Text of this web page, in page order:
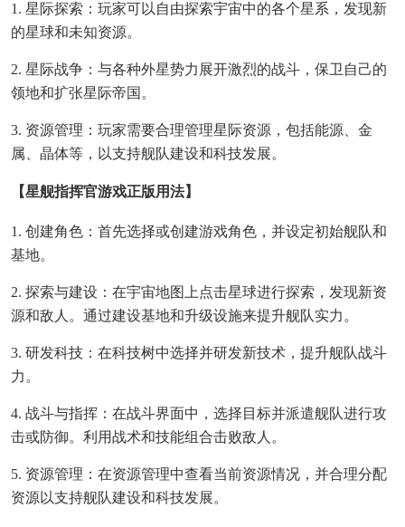
1. 星际探索：玩家可以自由探索宇宙中的各个星系，发现新
的星球和未知资源。
2. 星际战争：与各种外星势力展开激烈的战斗，保卫自己的
领地和扩张星际帝国。
3. 资源管理：玩家需要合理管理星际资源，包括能源、金
属、晶体等，以支持舰队建设和科技发展。
【星舰指挥官游戏正版用法】
1. 创建角色：首先选择或创建游戏角色，并设定初始舰队和
基地。
2. 探索与建设：在宇宙地图上点击星球进行探索，发现新资
源和敌人。通过建设基地和升级设施来提升舰队实力。
3. 研发科技：在科技树中选择并研发新技术，提升舰队战斗
力。
4. 战斗与指挥：在战斗界面中，选择目标并派遣舰队进行攻
击或防御。利用战术和技能组合击败敌人。
5. 资源管理：在资源管理中查看当前资源情况，并合理分配
资源以支持舰队建设和科技发展。